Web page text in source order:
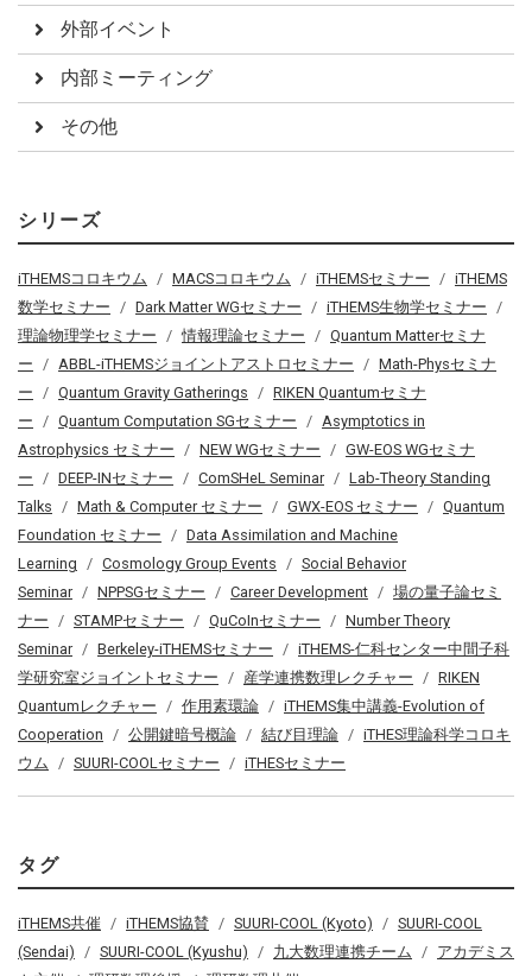
外部イベント
内部ミーティング
その他
シリーズ
iTHEMSコロキウム MACSコロキウム iTHEMSセミナー
iTHEMS
数学セミナー
Dark Matter WGセミナー
iTHEMS生物学セミナー
理論物理学セミナー
情報理論セミナー
Quantum Matterセミナ
ー
ABBL-iTHEMSジョイントアストロセミナー
Math-Physセミナ
ー
Quantum Gravity Gatherings
RIKEN Quantumセミナ
ー
Quantum Computation SGセミナー
Asymptotics in
Astrophysics セミナー
NEW WGセミナー
GW-EOS WGセミナ
ー
DEEP-INセミナー ComSHeL Seminar
Lab-Theory Standing
Talks
Math & Computer セミナー GWX-EOS セミナー
Quantum
Foundation セミナー
Data Assimilation and Machine
Learning
Cosmology Group Events
Social Behavior
Seminar
NPPSGセミナー Career Development
場の量子論セミ
ナー
STAMPセミナー QuCoInセミナー
Number Theory
Seminar
Berkeley-iTHEMSセミナー
iTHEMS-仁科センター中間子科
学研究室ジョイントセミナー
産学連携数理レクチャー
RIKEN
Quantumレクチャー
作用素環論
iTHEMS集中講義-Evolution of
Cooperation
公開鍵暗号概論 結び目理論
iTHES理論科学コロキ
ウム
SUURI-COOLセミナー iTHESセミナー
タグ
iTHEMS共催 iTHEMS協賛 SUURI-COOL (Kyoto)
SUURI-COOL
(Sendai)
SUURI-COOL (Kyushu) 九大数理連携チーム
アカデミス